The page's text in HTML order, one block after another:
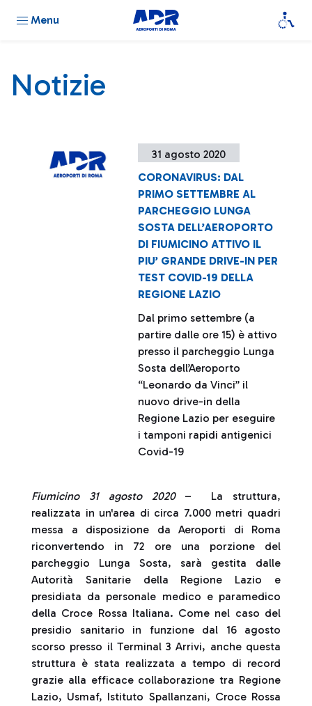
Menu
Notizie
31 agosto 2020
CORONAVIRUS: DAL
PRIMO SETTEMBRE AL
PARCHEGGIO LUNGA
SOSTA DELL’AEROPORTO
DI FIUMICINO ATTIVO IL
PIU’ GRANDE DRIVE-IN PER
TEST COVID-19 DELLA
REGIONE LAZIO
Dal primo settembre (a
partire dalle ore 15) è attivo
presso il parcheggio Lunga
Sosta dell’Aeroporto
“Leonardo da Vinci” il
nuovo drive-in della
Regione Lazio per eseguire
i tamponi rapidi antigenici
Covid-19
Fiumicino 31 agosto 2020– La struttura,
realizzata in un'area di circa 7.000 metri quadri
messa a disposizione da Aeroporti di Roma
riconvertendo in 72 ore una porzione del
parcheggio Lunga Sosta, sarà gestita dalle
Autorità Sanitarie della Regione Lazio e
presidiata da personale medico e paramedico
della Croce Rossa Italiana. Come nel caso del
presidio sanitario in funzione dal 16 agosto
scorso presso il Terminal 3 Arrivi, anche questa
struttura è stata realizzata a tempo di record
grazie alla efficace collaborazione tra Regione
Lazio, Usmaf, Istituto Spallanzani, Croce Rossa